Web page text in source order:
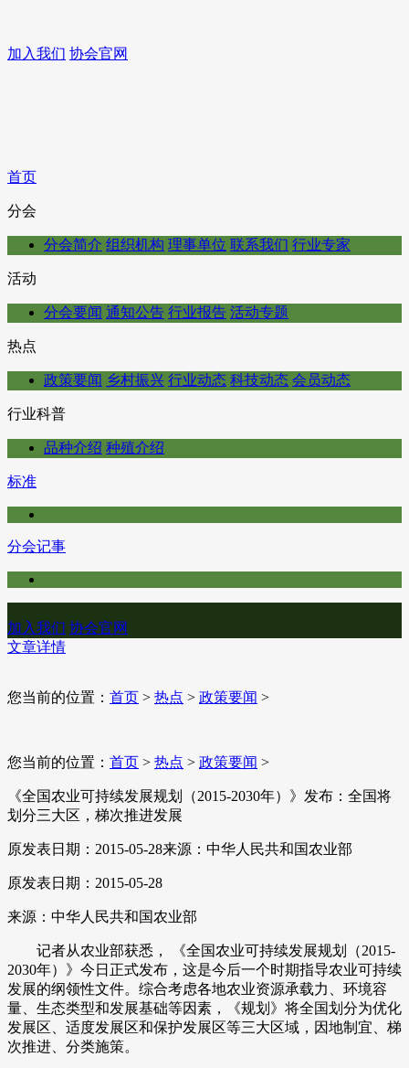
加入我们 协会官网
首页
分会
分会简介 组织机构 理事单位 联系我们 行业专家
活动
分会要闻 通知公告 行业报告 活动专题
热点
政策要闻 乡村振兴 行业动态 科技动态 会员动态
行业科普
品种介绍 种殖介绍
标准
分会记事
加入我们 协会官网
文章详情
您当前的位置： 首页 > 热点 > 政策要闻 >
您当前的位置： 首页 > 热点 > 政策要闻 >
《全国农业可持续发展规划（2015-2030年）》发布：全国将
划分三大区，梯次推进发展
原发表日期：2015-05-28来源：中华人民共和国农业部
原发表日期：2015-05-28
来源：中华人民共和国农业部
记者从农业部获悉， 《全国农业可持续发展规划（2015-
2030年）》今日正式发布，这是今后一个时期指导农业可持续
发展的纲领性文件。综合考虑各地农业资源承载力、环境容
量、生态类型和发展基础等因素，《规划》将全国划分为优化
发展区、适度发展区和保护发展区等三大区域，因地制宜、梯
次推进、分类施策。